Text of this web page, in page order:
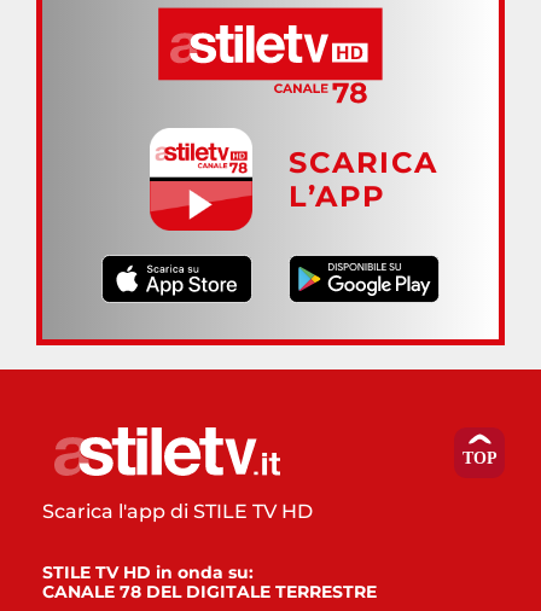
SCARICA
L’APP
Scarica l'app di STILE TV HD
STILE TV HD in onda su:
CANALE 78 DEL DIGITALE TERRESTRE